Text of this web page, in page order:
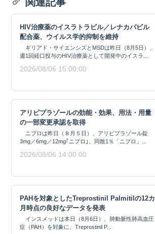
HIV治療薬のイスラトラビル／レナカパビル
配合薬、ウイルス学的抑制を維持
ギリアド・サイエンシズとMSDは昨日（8月5日）、
週1回経口投与のHIV治療薬として開発中のイスラ...
2026/08/06 15:00:00
アリピプラゾールの効能・効果、用法・用量
の一部変更承認を取得
ニプロは昨日（８月５日）、アリピプラゾール錠
3mg／6mg／12mg｢ニプロ｣、同散1％「ニプロ」...
2026/08/06 14:00:00
PAHを対象としたTreprostinil Palmitilの12カ
月時点の良好なデータを発表
インスメッドは本日（8月6日）、肺動脈性肺高血圧
症（PAH）を対象に、Treprostinil P...